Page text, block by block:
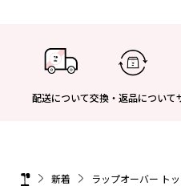
配送について交換・返品について
新着 ラップオーバー ト